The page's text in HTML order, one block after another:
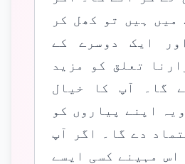
میں ہیں تو کھل کر
ایک دوسرے کے
تعلق کو مزید
گا۔ آپ کا خیال
اپنے پیاروں کو
دے گا۔ اگر آپ
اس مہینے کسی ایسے